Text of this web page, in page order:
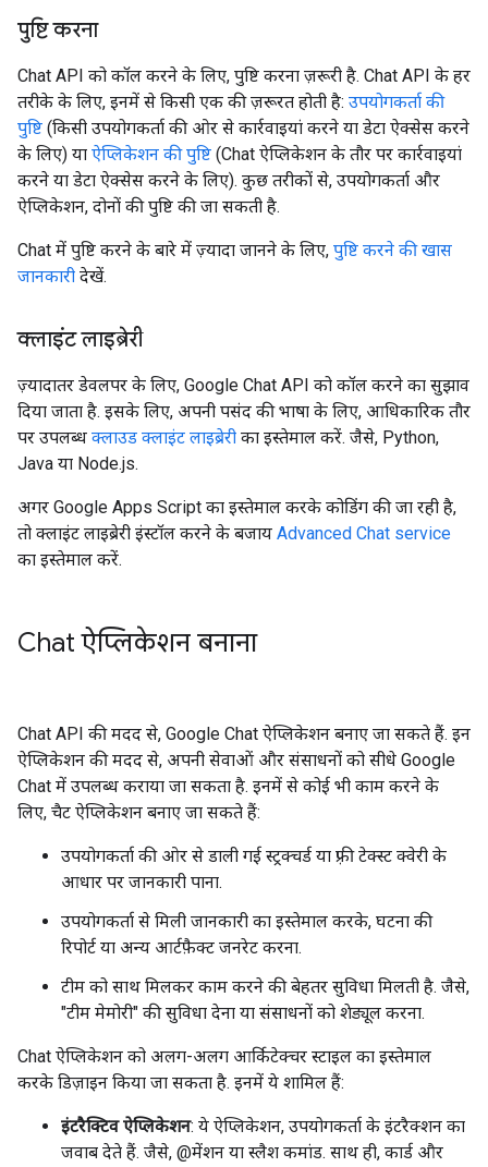
पुष्टि करना
Chat API को कॉल करने के लिए, पुष्टि करना ज़रूरी है. Chat API के हर
तरीके के लिए, इनमें से किसी एक की ज़रूरत होती है: उपयोगकर्ता की
पुष्टि (किसी उपयोगकर्ता की ओर से कार्रवाइयां करने या डेटा ऐक्सेस करने
के लिए) या ऐप्लिकेशन की पुष्टि (Chat ऐप्लिकेशन के तौर पर कार्रवाइयां
करने या डेटा ऐक्सेस करने के लिए). कुछ तरीकों से, उपयोगकर्ता और
ऐप्लिकेशन, दोनों की पुष्टि की जा सकती है.
Chat में पुष्टि करने के बारे में ज़्यादा जानने के लिए, पुष्टि करने की खास
जानकारी देखें.
क्लाइंट लाइब्रेरी
ज़्यादातर डेवलपर के लिए, Google Chat API को कॉल करने का सुझाव
दिया जाता है. इसके लिए, अपनी पसंद की भाषा के लिए, आधिकारिक तौर
पर उपलब्ध क्लाउड क्लाइंट लाइब्रेरी का इस्तेमाल करें. जैसे, Python,
Java या Node.js.
अगर Google Apps Script का इस्तेमाल करके कोडिंग की जा रही है,
तो क्लाइंट लाइब्रेरी इंस्टॉल करने के बजाय Advanced Chat service
का इस्तेमाल करें.
Chat ऐप्लिकेशन बनाना
Chat API की मदद से, Google Chat ऐप्लिकेशन बनाए जा सकते हैं. इन
ऐप्लिकेशन की मदद से, अपनी सेवाओं और संसाधनों को सीधे Google
Chat में उपलब्ध कराया जा सकता है. इनमें से कोई भी काम करने के
लिए, चैट ऐप्लिकेशन बनाए जा सकते हैं:
उपयोगकर्ता की ओर से डाली गई स्ट्रक्चर्ड या फ़्री टेक्स्ट क्वेरी के
आधार पर जानकारी पाना.
उपयोगकर्ता से मिली जानकारी का इस्तेमाल करके, घटना की
रिपोर्ट या अन्य आर्टफ़ैक्ट जनरेट करना.
टीम को साथ मिलकर काम करने की बेहतर सुविधा मिलती है. जैसे,
"टीम मेमोरी" की सुविधा देना या संसाधनों को शेड्यूल करना.
Chat ऐप्लिकेशन को अलग-अलग आर्किटेक्चर स्टाइल का इस्तेमाल
करके डिज़ाइन किया जा सकता है. इनमें ये शामिल हैं:
इंटरैक्टिव ऐप्लिकेशन: ये ऐप्लिकेशन, उपयोगकर्ता के इंटरैक्शन का
जवाब देते हैं. जैसे, @मेंशन या स्लैश कमांड. साथ ही, कार्ड और